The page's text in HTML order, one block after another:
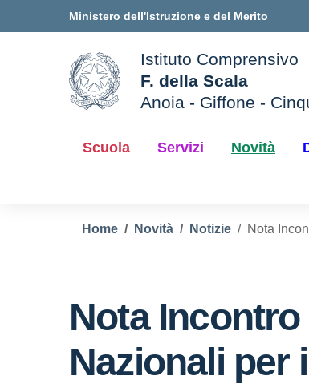
Ministero dell'Istruzione e del Merito
della scuola
Istituto Comprensivo
F. della Scala
Anoia - Giffone -
Scuola Servizi Novità
Home Novità Notizie Nota
Nota
Nazionali per